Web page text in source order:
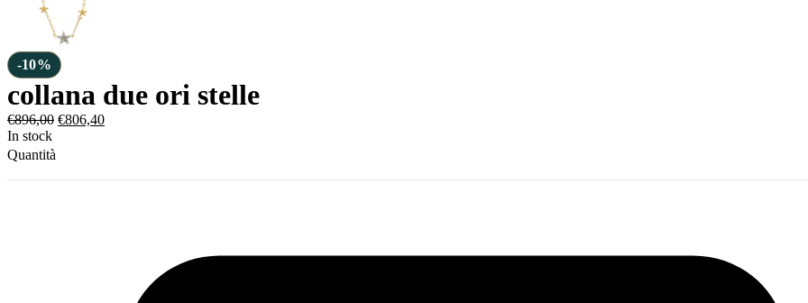
-10%
collana due ori stelle
€896,00 €806,40
In stock
Quantità